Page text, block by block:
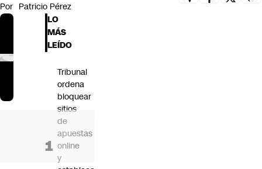
Por Patricio Pérez
LO
MÁS
LEÍDO
Tribunal
ordena
bloquear
sitios
de
apuestas
online
y